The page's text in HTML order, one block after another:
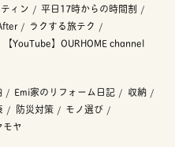
ィン
平日17時からの時間割
ラクする旅テク
【YouTube】OURHOME channel
Emi家のリフォーム日記
収納
防災対策
モノ選び
ヤ